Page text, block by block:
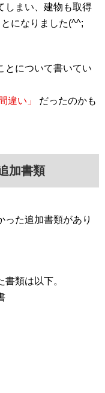
しまい、建物も取得
になりました(^^;
とについて書いてい
違い」
だったのかも
加書類
った追加書類があり
類は以下。